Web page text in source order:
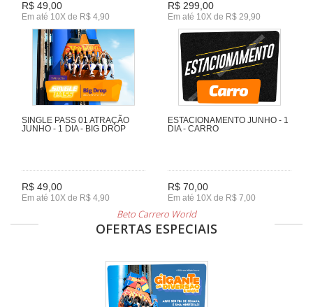
R$ 49,00
Em até 10X de R$ 4,90
R$ 299,00
Em até 10X de R$ 29,90
SINGLE PASS 01 ATRAÇÃO
JUNHO - 1 DIA - BIG DROP
R$ 49,00
Em até 10X de R$ 4,90
ESTACIONAMENTO JUNHO - 1
DIA - CARRO
R$ 70,00
Em até 10X de R$ 7,00
Beto Carrero World
OFERTAS ESPECIAIS